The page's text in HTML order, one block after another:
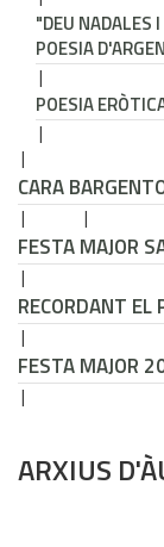
"DEU NADALES
POESIA
POESIA
CARA B
FESTA MAJOR
RECORDANT EL
FESTA MAJOR
ARXIUS